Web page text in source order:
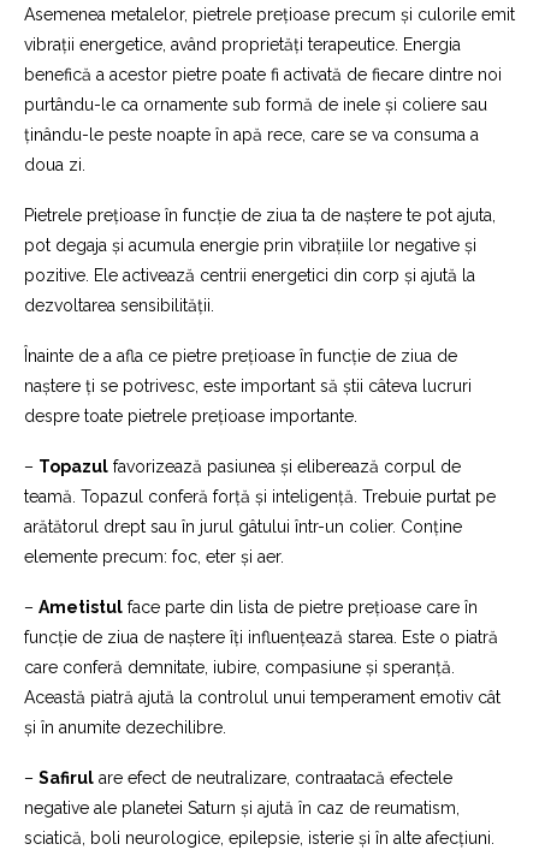
Asemenea metalelor, pietrele prețioase precum și culorile emit
vibrații energetice, având proprietăți terapeutice. Energia
benefică a acestor pietre poate fi activată de fiecare dintre noi
purtându-le ca ornamente sub formă de inele și coliere sau
ținându-le peste noapte în apă rece, care se va consuma a
doua zi.
Pietrele prețioase în funcție de ziua ta de naștere te pot ajuta,
pot degaja și acumula energie prin vibrațiile lor negative și
pozitive. Ele activează centrii energetici din corp și ajută la
dezvoltarea sensibilității.
Înainte de a afla ce pietre prețioase în funcție de ziua de
naștere ți se potrivesc, este important să știi câteva lucruri
despre toate pietrele prețioase importante.
– Topazul favorizează pasiunea și eliberează corpul de
teamă. Topazul conferă forță și inteligență. Trebuie purtat pe
arătătorul drept sau în jurul gâtului într-un colier. Conține
elemente precum: foc, eter și aer.
– Ametistul face parte din lista de pietre prețioase care în
funcție de ziua de naștere îți influențează starea. Este o piatră
care conferă demnitate, iubire, compasiune și speranță.
Această piatră ajută la controlul unui temperament emotiv cât
și în anumite dezechilibre.
– Safirul are efect de neutralizare, contraatacă efectele
negative ale planetei Saturn și ajută în caz de reumatism,
sciatică, boli neurologice, epilepsie, isterie și în alte afecțiuni.